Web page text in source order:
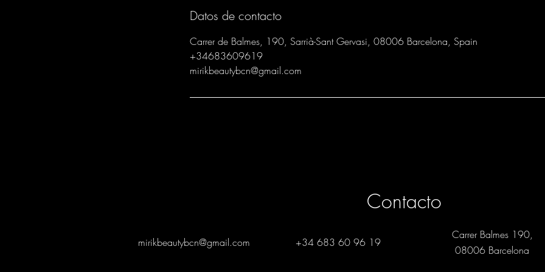
Datos de contacto
Carrer de Balmes, 190, Sarrià-Sant Gervasi, 08006 Barcelona, Spain
+34683609619
mirikbeautybcn@gmail.com
Contacto
mirikbeautybcn@gmail.com +34 683 60 96 19
Carrer Balmes 190,
08006 Barcelona